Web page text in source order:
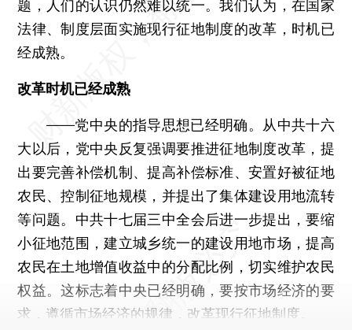
题，人们的认识仍然难以统一。我们认为，在国家
法律、制度层面实施现行征地制度的改革，时机已
经成熟。
改革时机已经成熟
——党中央的指导思想已经明确。从中共十六
大以后，党中央反复强调要推进征地制度改革，提
出要完善补偿机制、提高补偿标准、安置好被征地
农民、控制征地规模，并提出了集体建设用地流转
等问题。中共十七届三中全会后进一步提出，要缩
小征地范围，建立城乡统一的建设用地市场，提高
农民在土地增值收益中的分配比例，切实维护农民
权益。这标志着中央已经明确，要按市场经济的要
求，遵循市场经济的规律，改革现行征地制度。